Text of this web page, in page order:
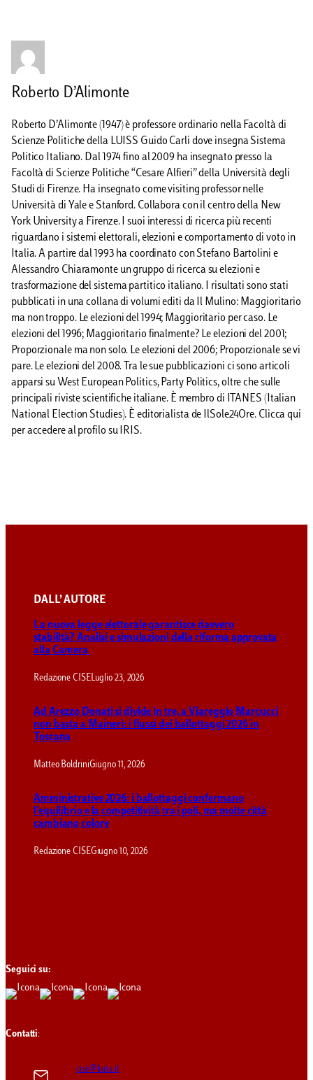
Roberto D’Alimonte
Roberto D’Alimonte (1947) è professore ordinario nella Facoltà di
Scienze Politiche della LUISS Guido Carli dove insegna Sistema
Politico Italiano. Dal 1974 fino al 2009 ha insegnato presso la
Facoltà di Scienze Politiche “Cesare Alfieri” della Università degli
Studi di Firenze. Ha insegnato come visiting professor nelle
Università di Yale e Stanford. Collabora con il centro della New
York University a Firenze. I suoi interessi di ricerca più recenti
riguardano i sistemi elettorali, elezioni e comportamento di voto in
Italia. A partire dal 1993 ha coordinato con Stefano Bartolini e
Alessandro Chiaramonte un gruppo di ricerca su elezioni e
trasformazione del sistema partitico italiano. I risultati sono stati
pubblicati in una collana di volumi editi da Il Mulino: Maggioritario
ma non troppo. Le elezioni del 1994; Maggioritario per caso. Le
elezioni del 1996; Maggioritario finalmente? Le elezioni del 2001;
Proporzionale ma non solo. Le elezioni del 2006; Proporzionale se vi
pare. Le elezioni del 2008. Tra le sue pubblicazioni ci sono articoli
apparsi su West European Politics, Party Politics, oltre che sulle
principali riviste scientifiche italiane. È membro di ITANES (Italian
National Election Studies). È editorialista de IlSole24Ore. Clicca qui
per accedere al profilo su IRIS.
DALL’ AUTORE
La nuova legge elettorale garantisce davvero
stabilità? Analisi e simulazioni della riforma approvata
alla Camera
Redazione CISELuglio 23, 2026
Ad Arezzo Donati si divide in tre, a Viareggio Marcucci
non basta a Maineri: i flussi dei ballottaggi 2026 in
Toscana
Matteo BoldriniGiugno 11, 2026
Amministrative 2026: i ballottaggi confermano
l’equilibrio e la competitività tra i poli, ma molte città
cambiano colore
Redazione CISEGiugno 10, 2026
Seguici su:
Contatti:
cise@luiss.it